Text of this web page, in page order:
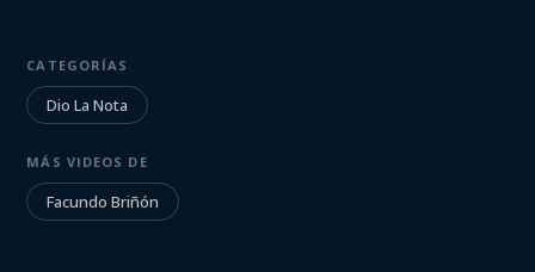
Iniciá sesión para ver
CATEGORÍAS
Dio La Nota
MÁS VIDEOS DE
Facundo Briñón